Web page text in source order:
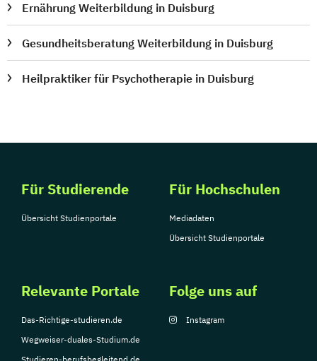
Ernährung Weiterbildung in Duisburg
Gesundheitsberatung Weiterbildung in Duisburg
Heilpraktiker für Psychotherapie in Duisburg
Für Studierende
Übersicht Studienportale
Für Hochschulen
Mediadaten
Übersicht Studienportale
Relevante Portale
Das-Richtige-studieren.de
Wegweiser-duales-Studium.de
Folge uns auf
Instagram